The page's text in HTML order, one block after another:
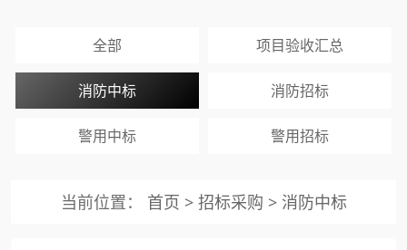
全部 项目验收汇总
消防中标 消防招标
警用中标 警用招标
当前位置： 首页 > 招标采购 > 消防中标